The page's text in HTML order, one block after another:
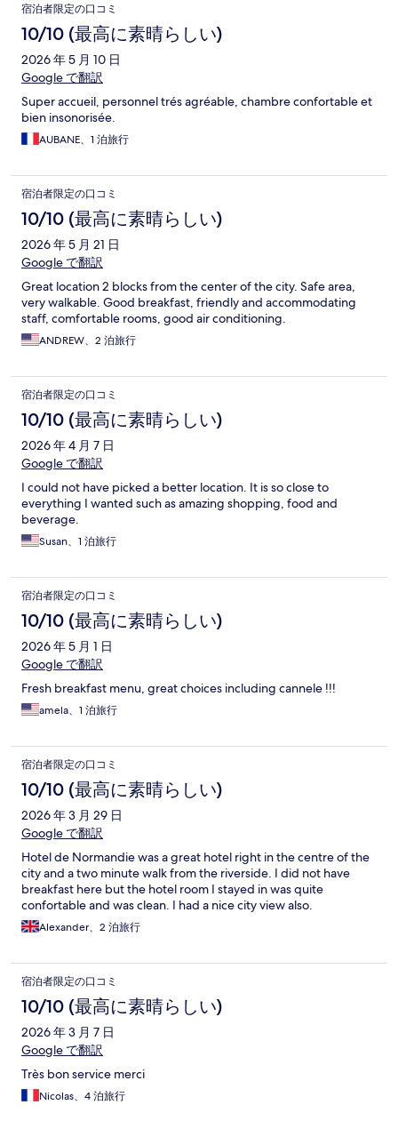
宿泊者限定の口コミ
10/10 (最高に素晴らしい)
2026 年 5 月 10 日
Google で翻訳
Super accueil, personnel trés agréable, chambre confortable et
bien insonorisée.
AUBANE、1 泊旅行
宿泊者限定の口コミ
10/10 (最高に素晴らしい)
2026 年 5 月 21 日
Google で翻訳
Great location 2 blocks from the center of the city. Safe area,
very walkable. Good breakfast, friendly and accommodating
staff, comfortable rooms, good air conditioning.
ANDREW、2 泊旅行
宿泊者限定の口コミ
10/10 (最高に素晴らしい)
2026 年 4 月 7 日
Google で翻訳
I could not have picked a better location. It is so close to
everything I wanted such as amazing shopping, food and
beverage.
Susan、1 泊旅行
宿泊者限定の口コミ
10/10 (最高に素晴らしい)
2026 年 5 月 1 日
Google で翻訳
Fresh breakfast menu, great choices including cannele !!!
amela、1 泊旅行
宿泊者限定の口コミ
10/10 (最高に素晴らしい)
2026 年 3 月 29 日
Google で翻訳
Hotel de Normandie was a great hotel right in the centre of the
city and a two minute walk from the riverside. I did not have
breakfast here but the hotel room I stayed in was quite
confortable and was clean. I had a nice city view also.
Alexander、2 泊旅行
宿泊者限定の口コミ
10/10 (最高に素晴らしい)
2026 年 3 月 7 日
Google で翻訳
Très bon service merci
Nicolas、4 泊旅行